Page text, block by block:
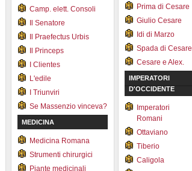
Camp. elett. Consoli
Il Senatore
Il Praefectus Urbis
Il Princeps
I Clientes
L'edile
I Triunviri
Se Massenzio vinceva?
MEDICINA
Medicina Romana
Strumenti chirurgici
Piante medicinali
Prima di Cesare
Giulio Cesare
Idi di Marzo
Spada di Cesare
Cesare e Alex.
IMPERATORI
D'OCCIDENTE
Imperatori
Romani
Ottaviano
Tiberio
Caligola